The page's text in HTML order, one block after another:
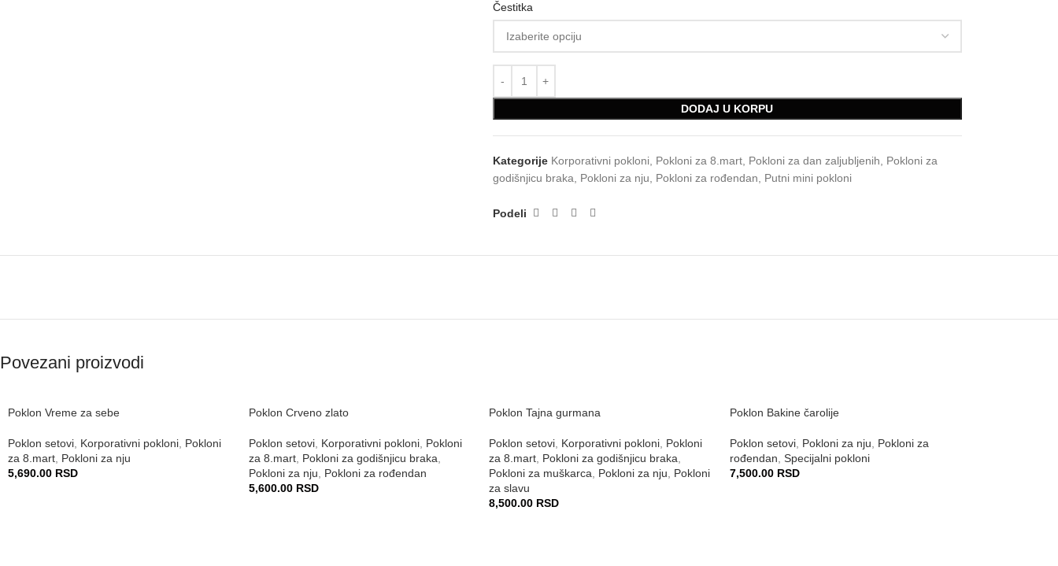
Čestitka
DODAJ U KORPU
Kategorije Korporativni pokloni, Pokloni za 8.mart, Pokloni za dan zaljubljenih
Pokloni za
godišnjicu braka
Pokloni za nju Pokloni za rođendan Putni mini pokloni
Podeli
Povezani proizvodi
Poklon Vreme za sebe
Poklon setovi Korporativni pokloni Pokloni
za 8.mart Pokloni za nju
5,690.00 RSD
Poklon Crveno zlato
Poklon setovi, Korporativni pokloni, Pokloni
za 8.mart, Pokloni za godišnjicu braka
Pokloni za nju
Pokloni za rođendan
5,600.00 RSD
Poklon Tajna gurmana
Poklon setovi Korporativni pokloni Pokloni
za 8.mart Pokloni za godišnjicu braka
Pokloni za muškarca
Pokloni za nju
Pokloni
za slavu
8,500.00 RSD
Poklon Bakine čarolije
Poklon setovi, Pokloni za nju
Pokloni za
rođendan Specijalni pokloni
7,500.00 RSD